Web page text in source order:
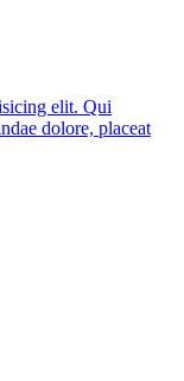
elit. Qui
dolore, placeat